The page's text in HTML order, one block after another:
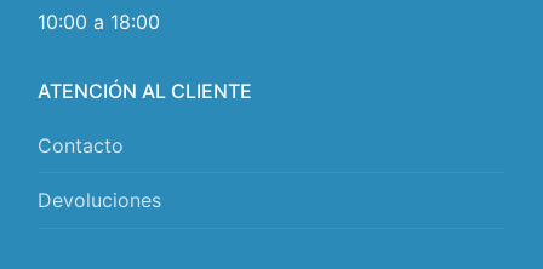
10:00 a 18:00
ATENCIÓN AL CLIENTE
Contacto
Devoluciones